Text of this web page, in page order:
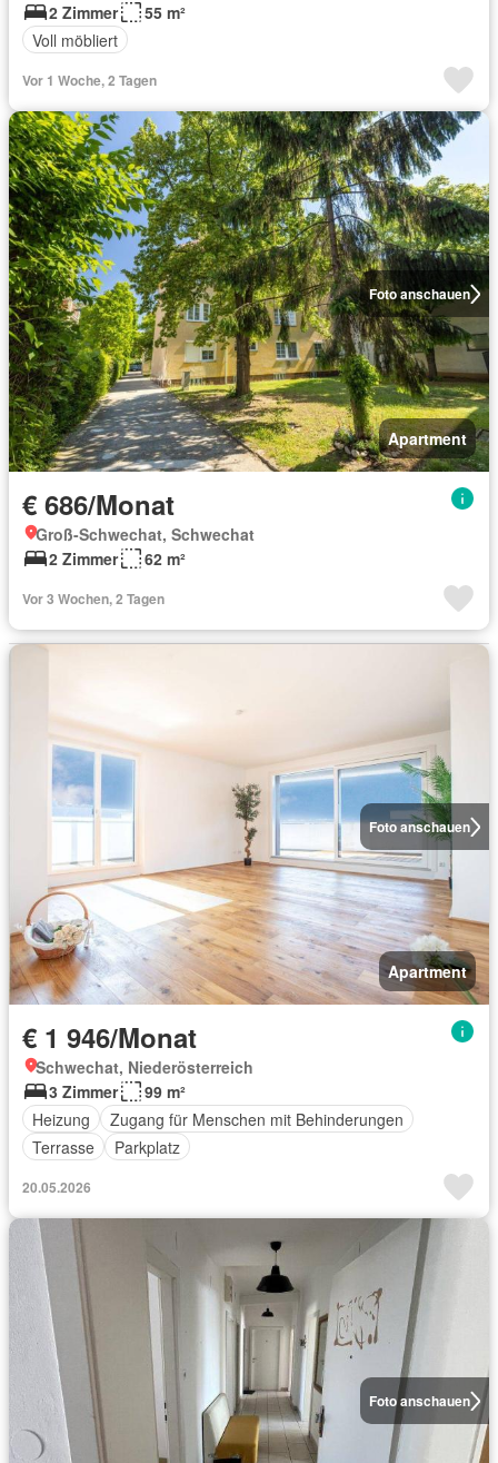
2 Zimmer
55 m²
Voll möbliert
Vor 1 Woche, 2 Tagen
Foto anschauen
Apartment
€ 686/Monat
Groß-Schwechat, Schwechat
2 Zimmer
62 m²
Vor 3 Wochen, 2 Tagen
Foto anschauen
Apartment
€ 1 946/Monat
Schwechat, Niederösterreich
3 Zimmer
99 m²
Heizung
Zugang für Menschen mit Behinderungen
Terrasse
Parkplatz
20.05.2026
Foto anschauen